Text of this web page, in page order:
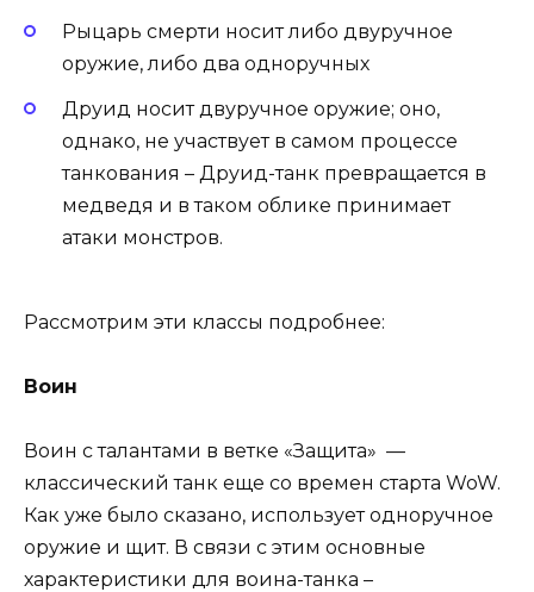
Рыцарь смерти носит либо двуручное
оружие, либо два одноручных
Друид носит двуручное оружие; оно,
однако, не участвует в самом процессе
танкования – Друид-танк превращается в
медведя и в таком облике принимает
атаки монстров.
Рассмотрим эти классы подробнее:
Воин
Воин с талантами в ветке «Защита» —
классический танк еще со времен старта WoW.
Как уже было сказано, использует одноручное
оружие и щит. В связи с этим основные
характеристики для воина-танка –